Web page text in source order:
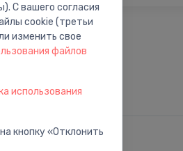
С вашего согласия
cookie (третьи
изменить свое
файлов
использования
кнопку «Отклонить